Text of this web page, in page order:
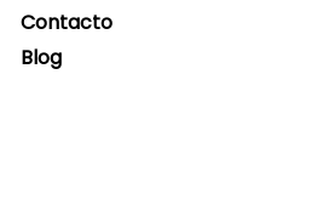
Contacto
Blog